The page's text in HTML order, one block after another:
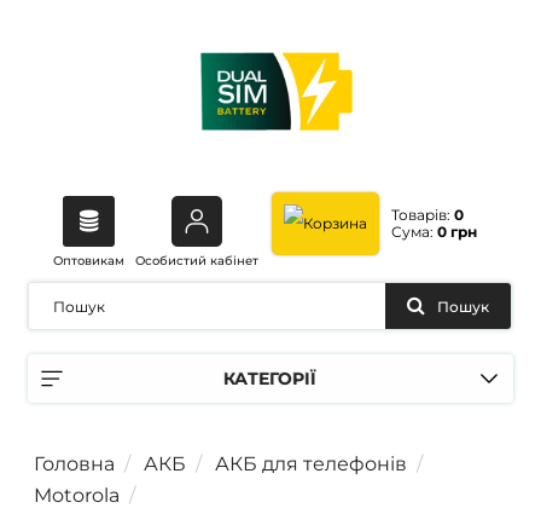
Оптовикам Особистий кабінет
Товарів: 0
Сума: 0 грн
КАТЕГОРІЇ
Пошук
Головна АКБ
АКБ для телефонів
Motorola